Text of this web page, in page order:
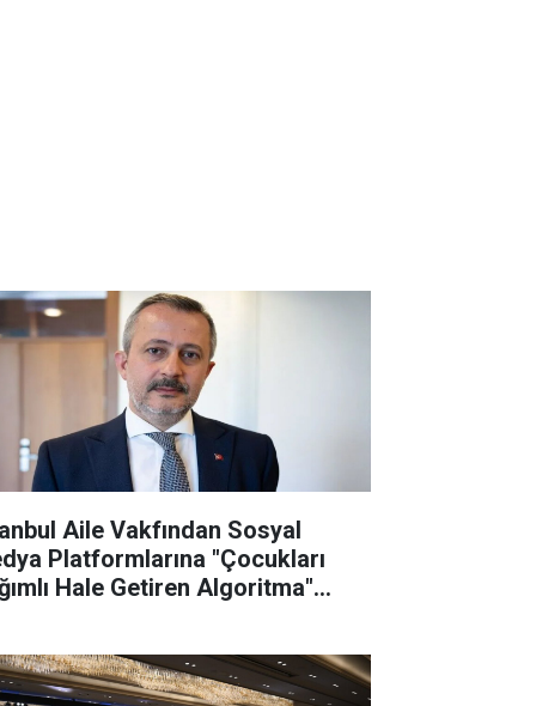
Aile Vakfından Sosyal
Platformlarına "Çocukları
Hale Getiren Algoritma"